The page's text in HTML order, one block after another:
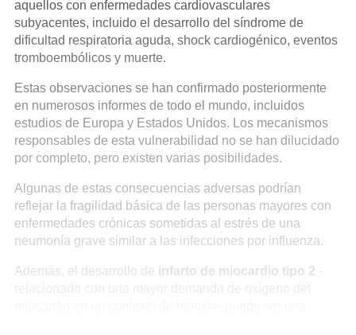
aquellos con enfermedades cardiovasculares
subyacentes, incluido el desarrollo del síndrome de
dificultad respiratoria aguda, shock cardiogénico, eventos
tromboembólicos y muerte.
Estas observaciones se han confirmado posteriormente
en numerosos informes de todo el mundo, incluidos
estudios de Europa y Estados Unidos.
Los mecanismos
responsables de esta vulnerabilidad no se han dilucidado
por completo, pero existen varias posibilidades.
Algunas de estas consecuencias adversas podrían
reflejar la fragilidad básica de las personas mayores con
enfermedades crónicas sometidas al estrés de una
neumonía grave similar a las infecciones por influenza.
Además, el desarrollo de infarto de miocardio tipo 2 -